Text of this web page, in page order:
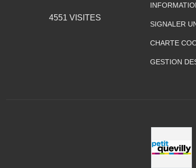
4551 VISITES
SIGNALER
CHARTE
GESTION